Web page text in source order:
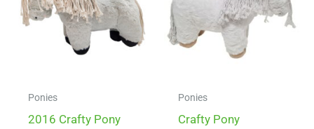
Ponies
2016 Crafty Pony
Ponies
Crafty Pony